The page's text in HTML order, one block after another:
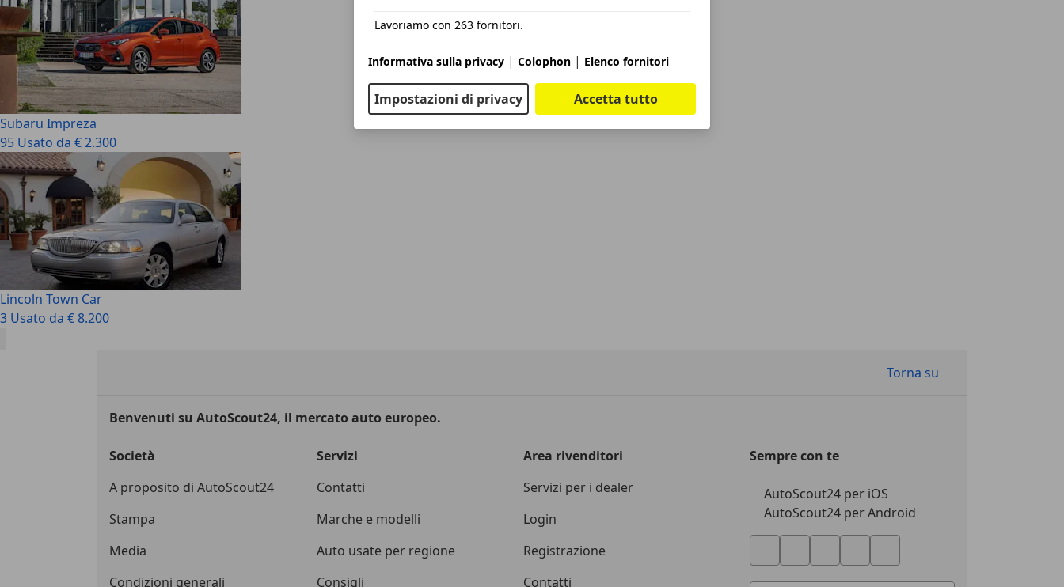
Subaru Impreza
95 Usato da € 2.300
Lincoln Town Car
3 Usato da € 8.200
Torna su
Benvenuti su AutoScout24, il mercato auto europeo.
Società
A proposito di AutoScout24
Stampa
Media
Condizioni generali
Servizi
Contatti
Marche e modelli
Auto usate per regione
Consigli
Area rivenditori
Servizi per i dealer
Login
Registrazione
Contatti
Sempre con te
AutoScout24 per iOS
AutoScout24 per Android
Lavoriamo con 263 fornitori.
Informativa sulla privacy | Colophon | Elenco fornitori
Impostazioni di privacy Accetta tutto